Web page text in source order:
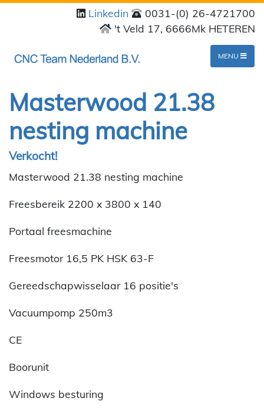
Linkedin
0031-(0) 26-4721700
't Veld 17, 6666Mk HETEREN
MENU
Masterwood 21.38
nesting machine
Verkocht!
Masterwood 21.38 nesting machine
Freesbereik 2200 x 3800 x 140
Portaal freesmachine
Freesmotor 16,5 PK HSK 63-F
Gereedschapwisselaar 16 positie's
Vacuumpomp 250m3
CE
Boorunit
Windows besturing